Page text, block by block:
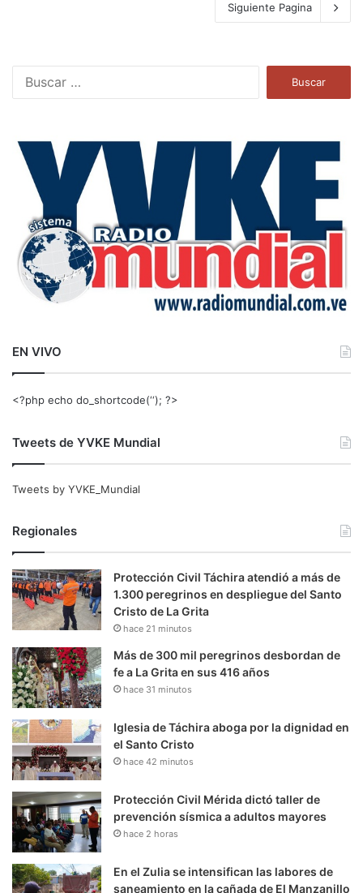
Siguiente Pagina
a
EN VIVO
<?php echo do_shortcode(‘‘); ?>
Tweets de YVKE Mundial
Tweets by YVKE_Mundial
Regionales
Protección Civil Táchira atendió a más de
1.300 peregrinos en despliegue del Santo
Cristo de La Grita
hace 21 minutos
Más de 300 mil peregrinos desbordan de
fe a La Grita en sus 416 años
hace 31 minutos
Iglesia de Táchira aboga por la dignidad en
el Santo Cristo
hace 42 minutos
Protección Civil Mérida dictó taller de
prevención sísmica a adultos mayores
hace 2 horas
En el Zulia se intensifican las labores de
saneamiento en la cañada de El Manzanillo